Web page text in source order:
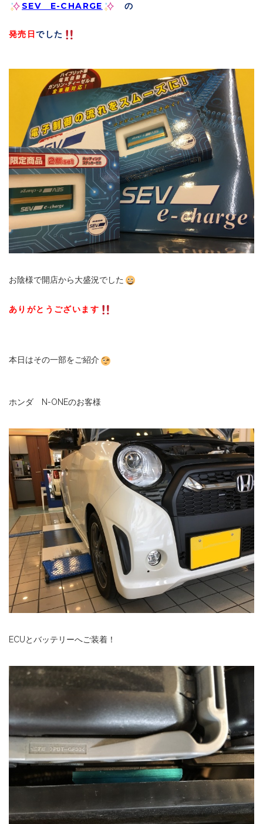
SEV E-CHARGE の
発売日でした
お陰様で開店から大盛況でした
ありがとうございます
本日はその一部をご紹介
ホンダ N-ONEのお客様
ECUとバッテリーへご装着！